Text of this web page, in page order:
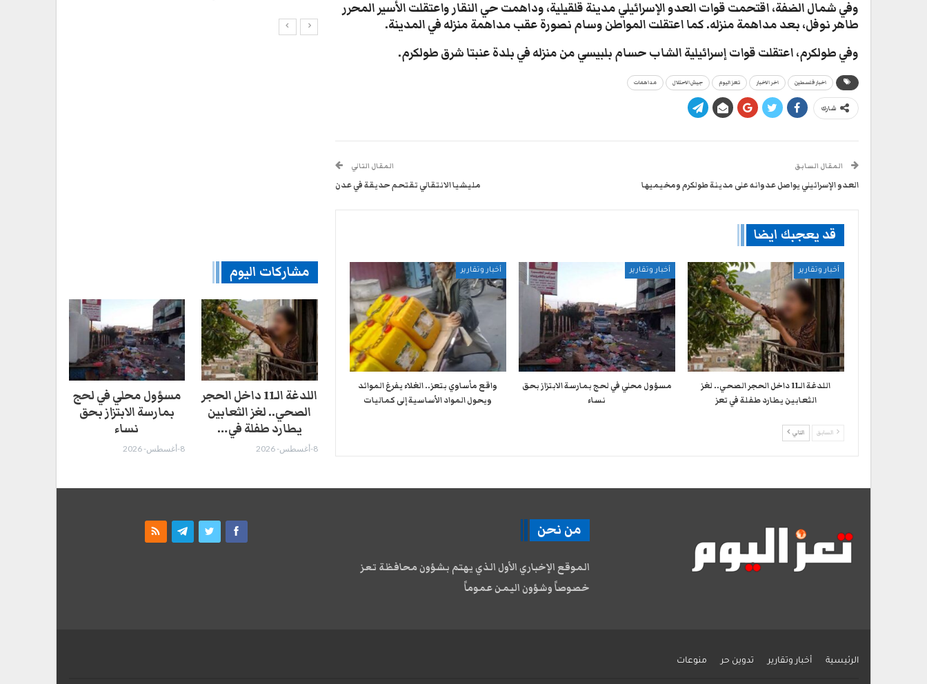
وفي شمال الضفة، اقتحمت قوات العدو الإسرائيلي مدينة قلقيلية، وداهمت حي النقار واعتقلت الأسير المحرر
طاهر نوفل، بعد مداهمة منزله. كما اعتقلت المواطن وسام نصورة عقب مداهمة منزله في المدينة.
وفي طولكرم، اعتقلت قوات إسرائيلية الشاب حسام بلبيسي من منزله في بلدة عنبتا شرق طولكرم.
اخبار فلسطين اخر الاخبار تعز اليوم جيش الاحتلال مداهمات
شارك
المقال السابق
العدو الإسرائيلي يواصل عدوانه على مدينة طولكرم ومخيميها
المقال التالي
مليشيا الانتقالي تقتحم حديقة في عدن
قد يعجبك ايضا
أخبار وتقارير
اللدغة الـ11 داخل الحجر الصحي.. لغز
الثعابين يطارد طفلة في تعز
أخبار وتقارير
مسؤول محلي في لحج بمارسة الابتزاز بحق
نساء
أخبار وتقارير
واقع مأساوي بتعز.. الغلاء يفرغ الموائد
ويحول المواد الأساسية إلى كماليات
السابق التالي
مشاركات اليوم
اللدغة الـ11 داخل الحجر
الصحي.. لغز الثعابين
يطارد طفلة في…
8-أغسطس- 2026
مسؤول محلي في لحج
بمارسة الابتزاز بحق
نساء
8-أغسطس- 2026
من نحن
الموقع الإخباري الأول الذي يهتم بشؤون محافظة تعز
خصوصاً وشؤون اليمن عموماً
الرئيسية أخبار وتقارير تدوين حر منوعات